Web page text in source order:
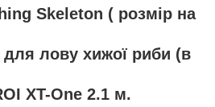
Skeleton ( розмір на
для лову хижої риби (в
XT-One 2.1 м.